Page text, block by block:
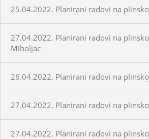
25.04.2022. Planirani radovi na
27.04.2022. Planirani radovi na
Miholjac
26.04.2022. Planirani radovi na
27.04.2022. Planirani radovi na
27.04.2022. Planirani radovi na